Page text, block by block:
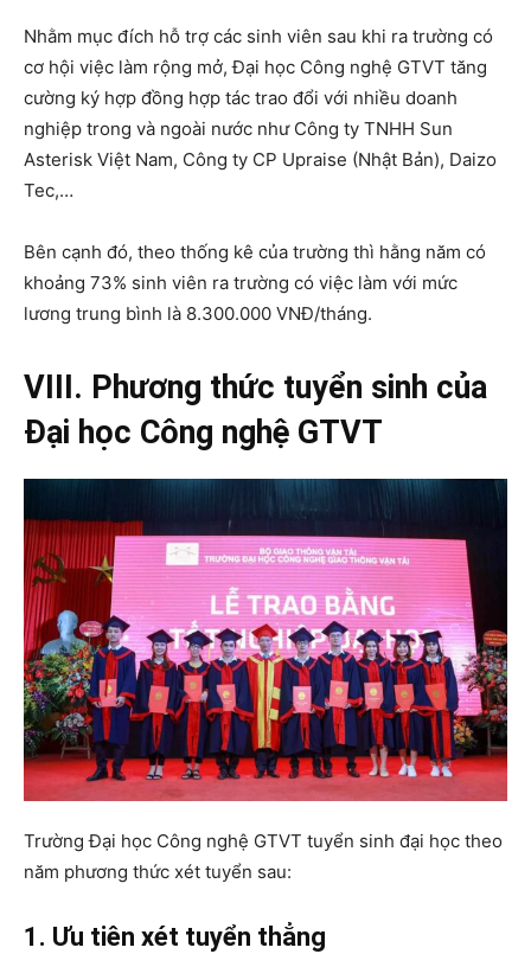
Nhằm mục đích hỗ trợ các sinh viên sau khi ra trường có
cơ hội việc làm rộng mở, Đại học Công nghệ GTVT tăng
cường ký hợp đồng hợp tác trao đổi với nhiều doanh
nghiệp trong và ngoài nước như Công ty TNHH Sun
Asterisk Việt Nam, Công ty CP Upraise (Nhật Bản), Daizo
Tec,…
Bên cạnh đó, theo thống kê của trường thì hằng năm có
khoảng 73% sinh viên ra trường có việc làm với mức
lương trung bình là 8.300.000 VNĐ/tháng.
VIII. Phương thức tuyển sinh của
Đại học Công nghệ GTVT
Trường Đại học Công nghệ GTVT tuyển sinh đại học theo
năm phương thức xét tuyển sau:
1. Ưu tiên xét tuyển thẳng